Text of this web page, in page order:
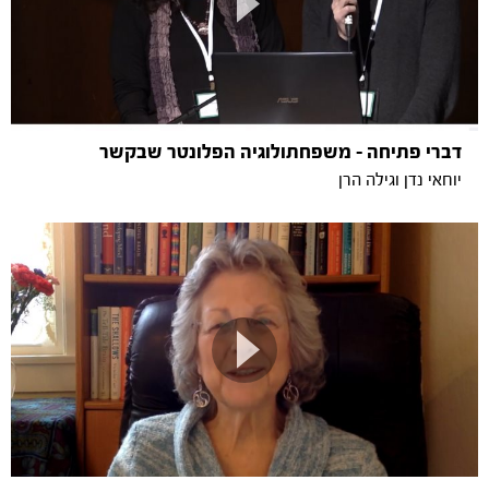
דברי פתיחה - משפחתולוגיה הפלונטר שבקשר
יוחאי נדן וגילה הרן